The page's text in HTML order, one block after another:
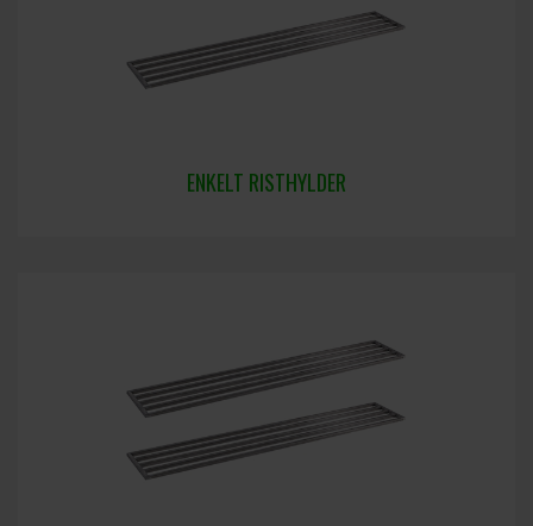
ENKELT RISTHYLDER